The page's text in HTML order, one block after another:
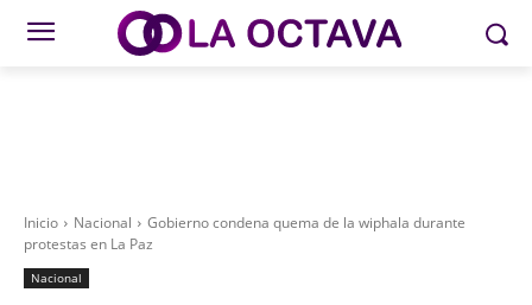
Inicio Nacional
Gobierno condena quema de la wiphala durante
protestas en La Paz
Nacional